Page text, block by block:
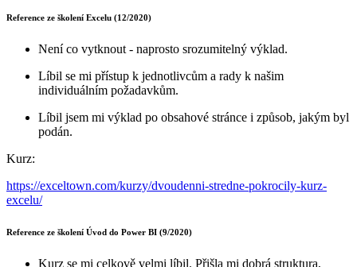
Reference ze školení Excelu (12/2020)
Není co vytknout - naprosto srozumitelný výklad.
Líbil se mi přístup k jednotlivcům a rady k našim
individuálním požadavkům.
Líbil jsem mi výklad po obsahové stránce i způsob, jakým byl
podán.
Kurz:
https://exceltown.com/kurzy/dvoudenni-stredne-pokrocily-kurz-
excelu/
Reference ze školení Úvod do Power BI (9/2020)
Kurz se mi celkově velmi líbil. Přišla mi dobrá struktura,